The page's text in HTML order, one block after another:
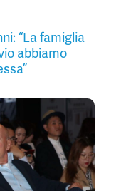
“La famiglia
abbiamo